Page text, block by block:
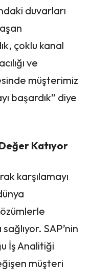
duvarları
çoklu kanal
ve
müşterimiz
başardık” diye
Katıyor
karşılamayı
SAP’nin
İş Analitiği
müşteri